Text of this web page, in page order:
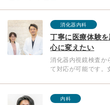
消化器内科
丁寧に医療体験
心に変えたい
消化器内視鏡検査か
て対応が可能です。
内科